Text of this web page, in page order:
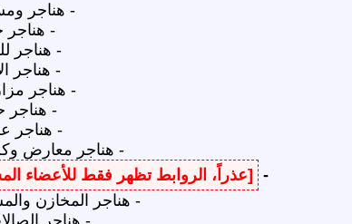
- هناجر
- هناجر
- هناجر
- ‏هناجر
- هناجر
- هناجر
- هناجر
- هناجر معارض
-
[عذراً، الروابط تظهر فقط للأعضاء
- هناجر المخازن